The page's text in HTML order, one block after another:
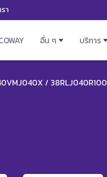
า
อื่น ๆ บริการ
/ 38RLJ040R100